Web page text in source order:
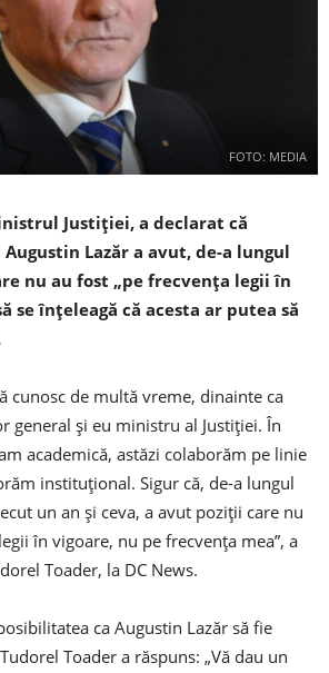
FOTO: MEDIA
Justiției, a declarat că
Lazăr a avut, de-a lungul
nu au fost „pe frecvenţa legii în
se înţeleagă că acesta ar putea să
cunosc de multă vreme, dinainte ca
general şi eu ministru al Justiţiei. În
academică, astăzi colaborăm pe linie
instituţional. Sigur că, de-a lungul
un an şi ceva, a avut poziţii care nu
în vigoare, nu pe frecvenţa mea”, a
Toader, la DC News.
ca Augustin Lazăr să fie
Toader a răspuns: „Vă dau un